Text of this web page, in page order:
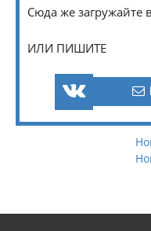
Сюда же загружайте
ИЛИ ПИШИТЕ